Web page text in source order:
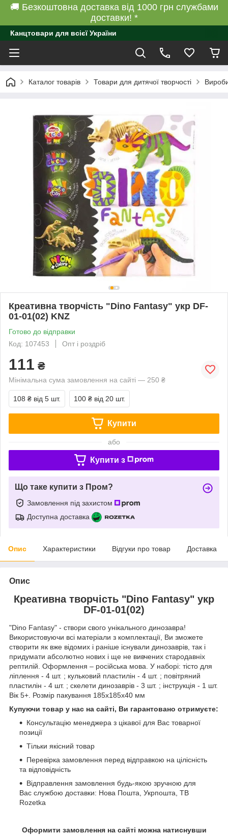
🚚 Безкоштовна доставка від 1000 грн службами
доставки! *
Канцтовари для всієї України
Каталог товарів Товари для дитячої творчості
Креативна творчість "Dino Fantasy" укр DF-
01-01(02) KNZ
Готово до відправки
Код: 107453
Опт і роздріб
111 ₴
Мінімальна сума замовлення на сайті — 250 ₴
108 ₴ від 5 шт. 100 ₴ від 20 шт.
Купити
або
Купити з
Що таке купити з Пром?
Замовлення під захистом
Доступна доставка
Опис Характеристики Відгуки про товар Доставка
Опис
Креативна творчість "Dino Fantasy" укр
DF-01-01(02)
"Dino Fantasy" - створи свого унікального динозавра!
Використовуючи всі матеріали з комплектації, Ви зможете
створити як вже відомих і раніше існували динозаврів, так і
придумати абсолютно нових і ще не вивчених стародавніх
рептилій. Оформлення – російська мова. У наборі: тісто для
ліплення - 4 шт. ; кульковий пластилін - 4 шт. ; повітряний
пластилін - 4 шт. ; скелети динозаврів - 3 шт. ; інструкція - 1 шт.
Вік 5+. Розмір пакування 185х185х40 мм
Купуючи товар у нас на сайті, Ви гарантовано отримуєте:
Консультацію менеджера з цікавої для Вас товарної
позиції
Тільки якісний товар
Перевірка замовлення перед відправкою на цілісність
та відповідність
Відправлення замовлення будь-якою зручною для
Вас службою доставки: Нова Пошта, Укрпошта, ТВ
Rozetka
Оформити замовлення на сайті можна натиснувши